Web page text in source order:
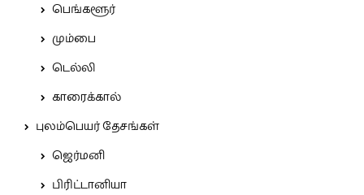
பெங்களூர்
மும்பை
டெல்லி
காரைக்கால்
புலம்பெயர் தேசங்கள்
ஜெர்மனி
பிரிட்டானியா